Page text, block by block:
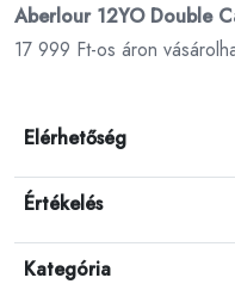
Aberlour 12YO Double
17 999 Ft-os áron
Elérhetőség
Értékelés
Kategória